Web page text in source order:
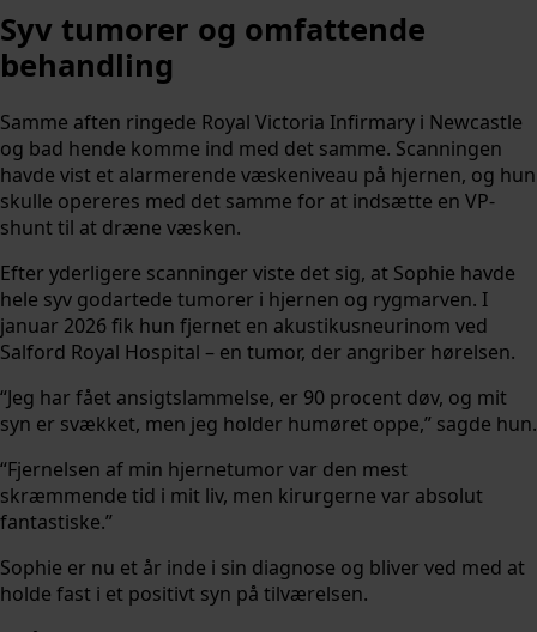
Syv tumorer og omfattende
behandling
Samme aften ringede Royal Victoria Infirmary i Newcastle
og bad hende komme ind med det samme. Scanningen
havde vist et alarmerende væskeniveau på hjernen, og hun
skulle opereres med det samme for at indsætte en VP-
shunt til at dræne væsken.
Efter yderligere scanninger viste det sig, at Sophie havde
hele syv godartede tumorer i hjernen og rygmarven. I
januar 2026 fik hun fjernet en akustikusneurinom ved
Salford Royal Hospital – en tumor, der angriber hørelsen.
“Jeg har fået ansigtslammelse, er 90 procent døv, og mit
syn er svækket, men jeg holder humøret oppe,” sagde hun.
“Fjernelsen af min hjernetumor var den mest
skræmmende tid i mit liv, men kirurgerne var absolut
fantastiske.”
Sophie er nu et år inde i sin diagnose og bliver ved med at
holde fast i et positivt syn på tilværelsen.